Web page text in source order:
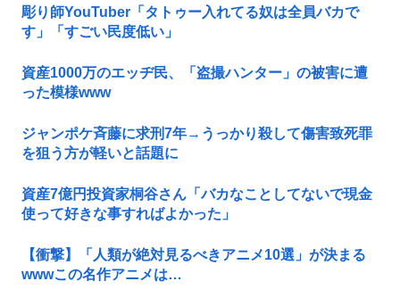
彫り師YouTuber「タトゥー入れてる奴は全員バカで
す」「すごい民度低い」
資産1000万のエッヂ民、「盗撮ハンター」の被害に遭
った模様www
ジャンポケ斉藤に求刑7年→うっかり殺して傷害致死罪
を狙う方が軽いと話題に
資産7億円投資家桐谷さん「バカなことしてないで現金
使って好きな事すればよかった」
【衝撃】「人類が絶対見るべきアニメ10選」が決まる
wwwこの名作アニメは…